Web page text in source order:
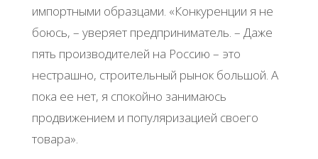
импортными образцами. «Конкуренции я не
боюсь, – уверяет предприниматель. – Даже
пять производителей на Россию – это
нестрашно, строительный рынок большой. А
пока ее нет, я спокойно занимаюсь
продвижением и популяризацией своего
товара».